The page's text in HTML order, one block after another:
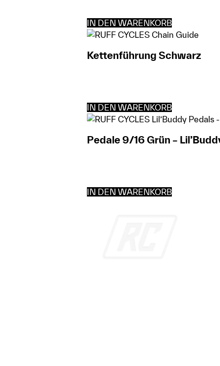
IN DEN WARENKORB
Kettenführung Schwarz
IN DEN WARENKORB
Pedale 9/16 Grün –
IN DEN WARENKORB